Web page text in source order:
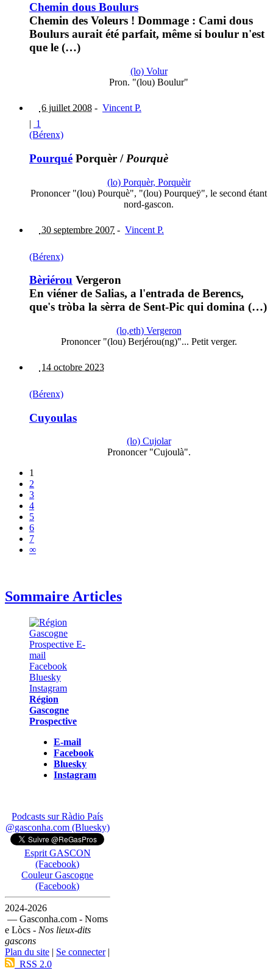
Chemin dous Boulurs
Chemin des Voleurs ! Dommage : Cami dous
Boulurs aurait été parfait, même si boulur n'est
que le (…)
(lo) Volur
Pron. "(lou) Boulur"
6 juillet 2008 - Vincent P.
| 1
(Bérenx)
Pourqué Porquèr / Pourquè
(lo) Porquèr, Porquèir
Prononcer "(lou) Pourquè", "(lou) Pourqueÿ", le second étant
nord-gascon.
30 septembre 2007 - Vincent P.
(Bérenx)
Bèriérou Vergeron
En viéner de Salias, a l'entrada de Berencs,
que's tròba la sèrra de Sent-Pic qui domina (…)
(lo,eth) Vergeron
Prononcer "(lou) Berjérou(ng)"... Petit verger.
14 octobre 2023
(Bérenx)
Cuyoulas
(lo) Cujolar
Prononcer "Cujoulà".
1
2
3
4
5
6
7
∞
Sommaire Articles
Région
Gascogne
Prospective
E-mail
Facebook
Bluesky
Instagram
Podcasts sur Ràdio País
@gasconha.com (Bluesky)
Esprit GASCON
(Facebook)
Couleur Gascogne
(Facebook)
2024-2026
— Gasconha.com - Noms
e Lòcs - Nos lieux-dits
gascons
Plan du site | Se connecter|
RSS 2.0